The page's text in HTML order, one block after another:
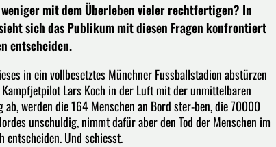
mit dem Überleben vieler rechtfertigen? In
sich das Publikum mit diesen Fragen konfrontiert
entscheiden.
in ein vollbesetztes Münchner Fussballstadion abstürzen
Lars Koch in der Luft mit der unmittelbaren
werden die 164 Menschen an Bord ster-ben, die 70000
unschuldig, nimmt dafür aber den Tod der Menschen im
entscheiden. Und schiesst.